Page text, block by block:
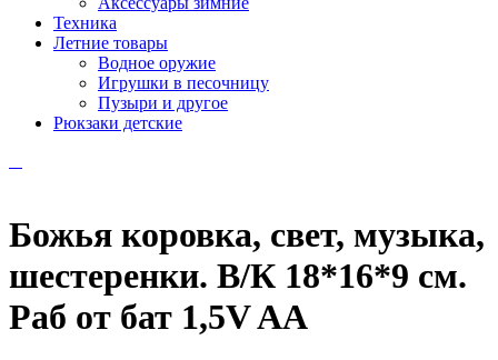
Техника
Летние товары
Водное оружие
Игрушки в песочницу
Пузыри и другое
Рюкзаки детские
Божья коровка, свет, музыка,
шестеренки. В/К 18*16*9 см.
Раб от бат 1,5V AA